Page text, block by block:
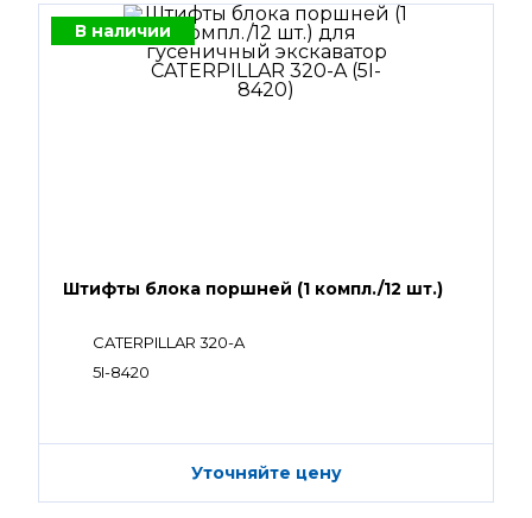
В наличии
Штифты блока поршней (1 компл./12 шт.)
CATERPILLAR 320-A
5I-8420
Уточняйте цену